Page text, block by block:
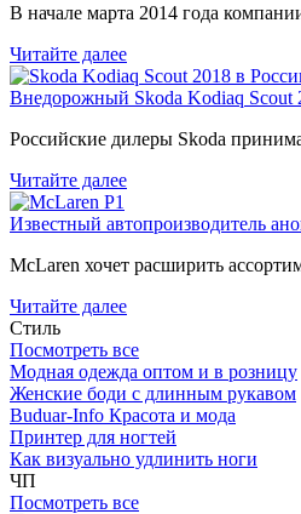
В начале марта 2014 года
Читайте далее
Внедорожный Skoda Kodiaq Scout
Российские дилеры Skoda
Читайте далее
Известный автопроизводитель
McLaren хочет расширить
Читайте далее
Стиль
Посмотреть все
Модная одежда оптом и в розницу
Женские боди с длинным рукавом
Buduar-Info Красота и мода
Принтер для ногтей
Как визуально удлинить ноги
ЧП
Посмотреть все